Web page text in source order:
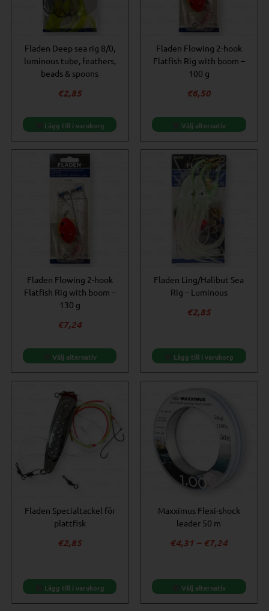
Fladen Deep sea rig 8/0,
luminous tube, feathers,
beads & spoons
€2,85
Lägg till i varukorg
Fladen Flowing 2-hook
Flatfish Rig with boom –
100 g
€6,50
Välj alternativ
Fladen Flowing 2-hook
Flatfish Rig with boom –
130 g
€7,24
Välj alternativ
Fladen Ling/Halibut Sea
Rig – Luminous
€2,85
Lägg till i varukorg
Fladen Specialtackel för
plattfisk
€2,85
Lägg till i varukorg
Maxximus Flexi-shock
leader 50 m
€4,31 – €7,24
€7,24
Välj alternativ